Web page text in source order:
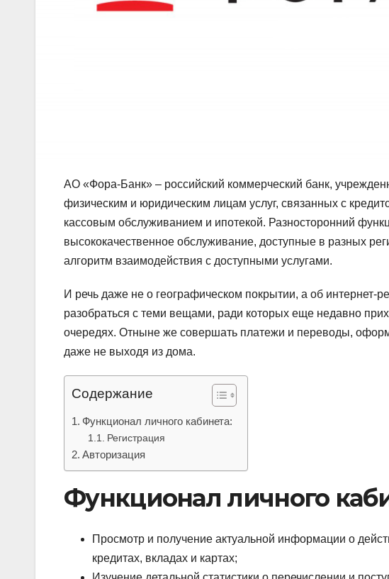
АО «Фора-Банк» – российский коммерческий банк,
физическим и юридическим лицам услуг, связанных с
кассовым обслуживанием и ипотекой. Разносторонний
высококачественное обслуживание, доступные в разных
алгоритм взаимодействия с доступными услугами.
И речь даже не о географическом покрытии, а об интернет-
разобраться с теми вещами, ради которых еще недавно
очередях. Отныне же совершать платежи и переводы,
даже не выходя из дома.
Содержание
Функционал личного кабинета:
Регистрация
Авторизация
Функционал личного
Просмотр и получение актуальной информации о
кредитах, вкладах и картах;